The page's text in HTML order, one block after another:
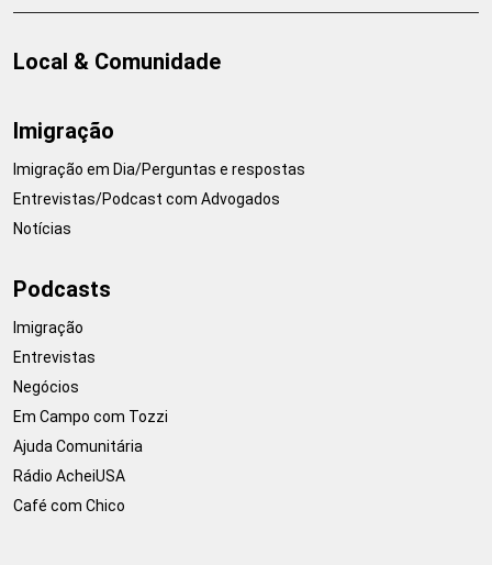
Local & Comunidade
Imigração
Imigração em Dia/Perguntas e respostas
Entrevistas/Podcast com Advogados
Notícias
Podcasts
Imigração
Entrevistas
Negócios
Em Campo com Tozzi
Ajuda Comunitária
Rádio AcheiUSA
Café com Chico